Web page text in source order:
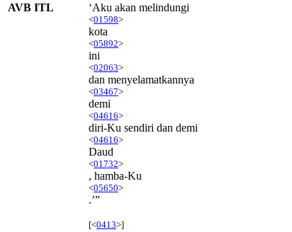
AVB ITL ‘Aku akan melindungi
<01598>
kota
<05892>
ini
<02063>
dan menyelamatkannya
<03467>
demi
<04616>
diri-Ku sendiri dan demi
<04616>
Daud
<01732>
, hamba-Ku
<05650>
.’”
[<0413>]